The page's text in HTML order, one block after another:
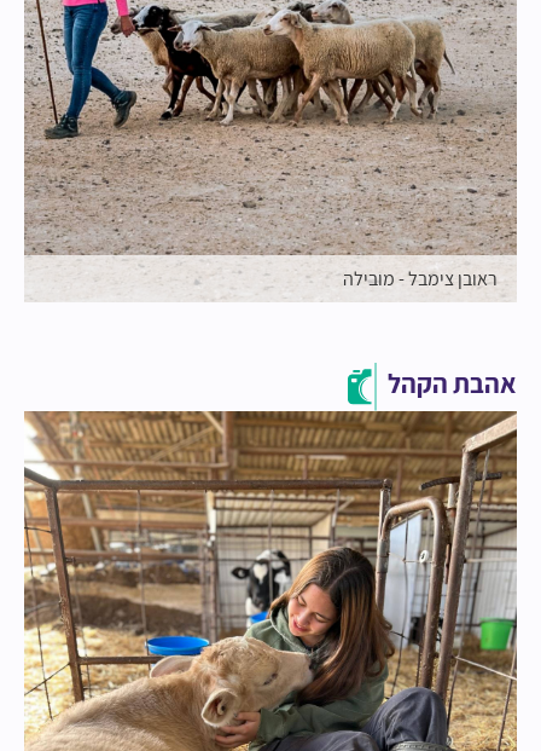
ראובן צימבל - מובילה
אהבת הקהל